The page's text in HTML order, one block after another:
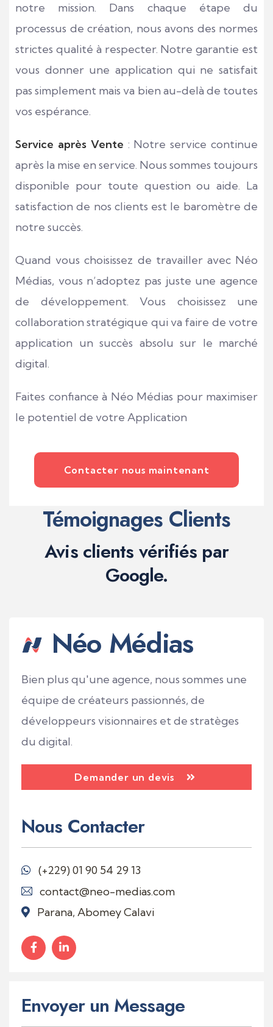
notre mission. Dans chaque étape du
processus de création, nous avons des normes
strictes qualité à respecter. Notre garantie est
vous donner une application qui ne satisfait
pas simplement mais va bien au-delà de toutes
vos espérance.
Service après Vente : Notre service continue
après la mise en service. Nous sommes toujours
disponible pour toute question ou aide. La
satisfaction de nos clients est le baromètre de
notre succès.
Quand vous choisissez de travailler avec Néo
Médias, vous n’adoptez pas juste une agence
de développement. Vous choisissez une
collaboration stratégique qui va faire de votre
application un succès absolu sur le marché
digital.
Faites confiance à Néo Médias pour maximiser
le potentiel de votre Application
Contacter nous maintenant
Témoignages Clients
Avis clients vérifiés par
Google.
Néo Médias
Bien plus qu'une agence, nous sommes une
équipe de créateurs passionnés, de
développeurs visionnaires et de stratèges
du digital.
Demander un devis
Nous Contacter
(+229)01 90 54 29 13
contact@neo-medias.com
Parana, Abomey Calavi
Envoyer un Message